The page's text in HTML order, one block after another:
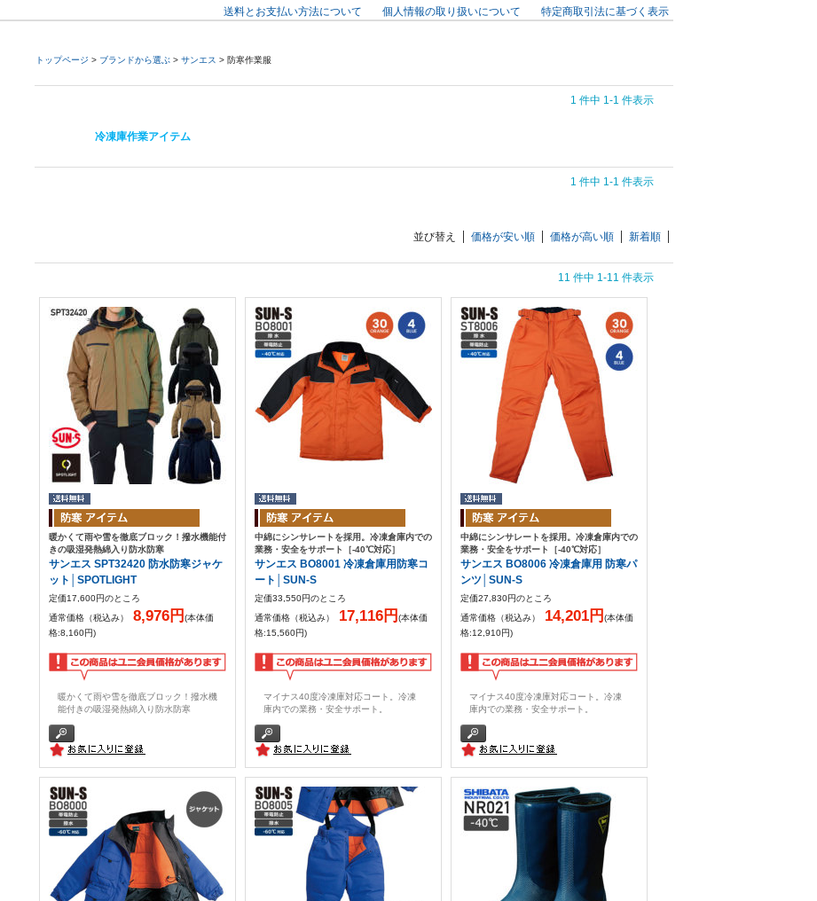
送料とお支払い方法について 個人情報の取り扱いについて 特定商取引法に基づく表示
トップページ > ブランドから選ぶ > サンエス > 防寒作業服
1 件中 1-1 件表示
冷凍庫作業アイテム
1 件中 1-1 件表示
並び替え 価格が安い順 価格が高い順 新着順
11 件中 1-11 件表示
暖かくて雨や雪を徹底ブロック！撥水機能付
きの吸湿発熱綿入り防水防寒
サンエス SPT32420 防水防寒ジャケ
ット│SPOTLIGHT
定価17,600円のところ
通常価格（税込み）
8,976円(本体価
格:8,160円)
暖かくて雨や雪を徹底ブロック！撥水機
能付きの吸湿発熱綿入り防水防寒
中綿にシンサレートを採用。冷凍倉庫内での
業務・安全をサポート［-40℃対応］
サンエス BO8001 冷凍倉庫用防寒コ
ート│SUN-S
定価33,550円のところ
通常価格（税込み）
17,116円(本体価
格:15,560円)
マイナス40度冷凍庫対応コート。 冷凍
庫内での業務・安全サポート。
中綿にシンサレートを採用。冷凍倉庫内での
業務・安全をサポート［-40℃対応］
サンエス BO8006 冷凍倉庫用 防寒パ
ンツ│SUN-S
定価27,830円のところ
通常価格（税込み）
14,201円(本体価
格:12,910円)
マイナス40度冷凍庫対応コート。 冷凍
庫内での業務・安全サポート。